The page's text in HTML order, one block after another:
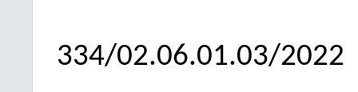
334/02.06.01.03/2022